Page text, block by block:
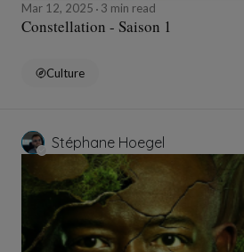
Mar 12, 2025 3 min read
Constellation - Saison 1
Culture
Stéphane Hoegel